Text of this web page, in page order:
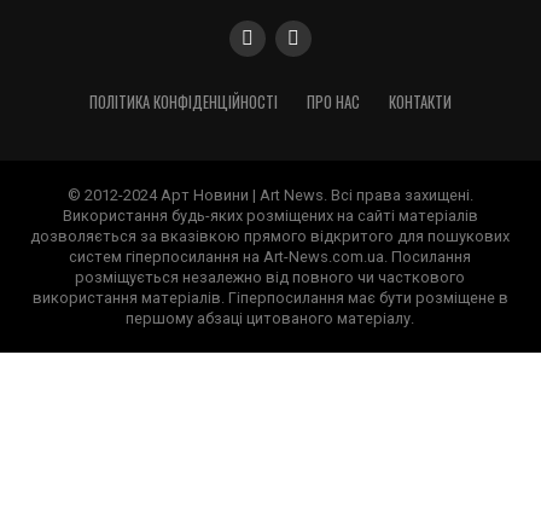
ПОЛІТИКА КОНФІДЕНЦІЙНОСТІ ПРО НАС КОНТАКТИ
© 2012-2024 Арт Новини | Art News. Всі права захищені.
Використання будь-яких розміщених на сайті матеріалів
дозволяється за вказівкою прямого відкритого для пошукових
систем гіперпосилання на Art-News.com.ua. Посилання
розміщується незалежно від повного чи часткового
використання матеріалів. Гіперпосилання має бути розміщене в
першому абзаці цитованого матеріалу.